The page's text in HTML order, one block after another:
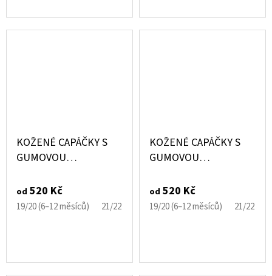
KOŽENÉ CAPÁČKY S
GUMOVOU
RŮŽOVÉ CAROZOO
od 520 Kč
19/20 (6–12 měsíců) 21/22 (12–18 měsíců) 23/24 (18–24 měsíců)
KOŽENÉ CAPÁČKY S
GUMOVOU
BERUŠKA A
KOPRETINA CAROZOO
od 520 Kč
19/20 (6–12 měsíců) 21/22